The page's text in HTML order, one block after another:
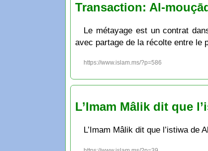
Transaction: Al-
Le métayage est un contrat
avec partage de la récolte entre le
https://www.islam.ms/?p=586
L’Imam Mâlik dit que
L’Imam Mâlik dit que l’istiwa de